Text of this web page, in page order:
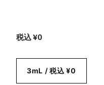
税込¥0
3mL / 税込 ¥0